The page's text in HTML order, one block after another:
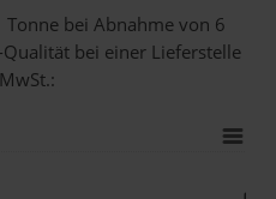
Tonne bei Abnahmevon 6
bei einer Lieferstelle